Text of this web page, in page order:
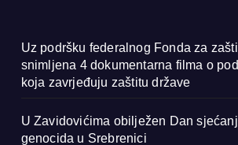
Uz podršku federalnog Fonda za
snimljena 4 dokumentarna filma o
koja zavrjeđuju zaštitu države
U Zavidovićima obilježen Dan
genocida u Srebrenici